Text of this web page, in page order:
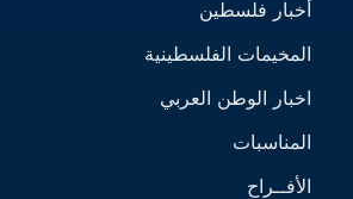
أخبار فلسطين
المخيمات الفلسطينية
اخبار الوطن العربي
المناسبات
الأفــراح